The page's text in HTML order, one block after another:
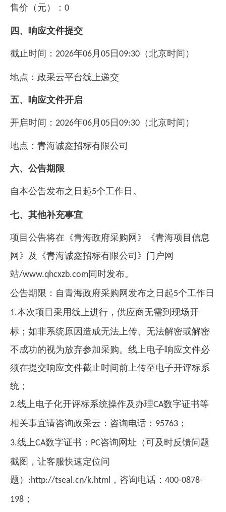
售价（元）： 0
四、响应文件提交
截止时间： 2026年06月 05 日 09:30 （北京时间）
地点： 政采云平台线上递交
五、响应文件开启
开启时间： 2026年06 月 05 日09:30 （北京时间）
地点： 青海诚鑫招标有限公司
六、公告期限
自本公告发布之日起5个工作日。
七、其他补充事宜
项目公告将在《青海政府采购网》《青海项目信息
网》及《青海诚鑫招标有限公司》门户网
站/www.qhcxzb.com同时发布。
公告期限：自青海政府采购网发布之日起5个工作日
1.本次项目采用线上进行，供应商无需到现场开
标；如非系统原因造成无法上传、无法解密或解密
不成功的视为放弃参加采购。线上电子响应文件必
须在提交响应文件截止时间前上传至电子开评标系
统；
2.线上电子化开评标系统操作及办理CA数字证书等
相关事宜请咨询政采云：咨询电话： 95763 ；
3.线上CA数字证书： PC咨询网址（可及时反馈问题
截图，让客服快速定位问
题） :http://tseal.cn/k.html ，咨询电话： 400-0878-
198 ；